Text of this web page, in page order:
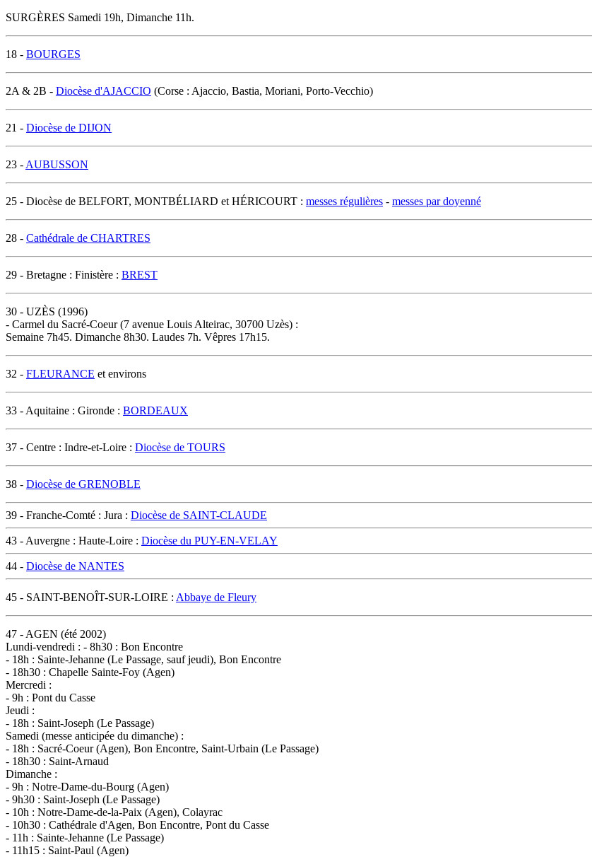
SURGÈRES Samedi 19h, Dimanche 11h.
18 - BOURGES
2A & 2B - Diocèse d'AJACCIO (Corse : Ajaccio, Bastia, Moriani, Porto-Vecchio)
21 - Diocèse de DIJON
23 - AUBUSSON
25 - Diocèse de BELFORT, MONTBÉLIARD et HÉRICOURT : messes régulières - messes par doyenné
28 - Cathédrale de CHARTRES
29 - Bretagne : Finistère : BREST
30 - UZÈS (1996)
- Carmel du Sacré-Coeur (7 avenue Louis Alteirac, 30700 Uzès) :
Semaine 7h45. Dimanche 8h30. Laudes 7h. Vêpres 17h15.
32 - FLEURANCE et environs
33 - Aquitaine : Gironde : BORDEAUX
37 - Centre : Indre-et-Loire : Diocèse de TOURS
38 - Diocèse de GRENOBLE
39 - Franche-Comté : Jura : Diocèse de SAINT-CLAUDE
43 - Auvergne : Haute-Loire : Diocèse du PUY-EN-VELAY
44 - Diocèse de NANTES
45 - SAINT-BENOÎT-SUR-LOIRE : Abbaye de Fleury
47 - AGEN (été 2002)
Lundi-vendredi : - 8h30 : Bon Encontre
- 18h : Sainte-Jehanne (Le Passage, sauf jeudi), Bon Encontre
- 18h30 : Chapelle Sainte-Foy (Agen)
Mercredi :
- 9h : Pont du Casse
Jeudi :
- 18h : Saint-Joseph (Le Passage)
Samedi (messe anticipée du dimanche) :
- 18h : Sacré-Coeur (Agen), Bon Encontre, Saint-Urbain (Le Passage)
- 18h30 : Saint-Arnaud
Dimanche :
- 9h : Notre-Dame-du-Bourg (Agen)
- 9h30 : Saint-Joseph (Le Passage)
- 10h : Notre-Dame-de-la-Paix (Agen), Colayrac
- 10h30 : Cathédrale d'Agen, Bon Encontre, Pont du Casse
- 11h : Sainte-Jehanne (Le Passage)
- 11h15 : Saint-Paul (Agen)